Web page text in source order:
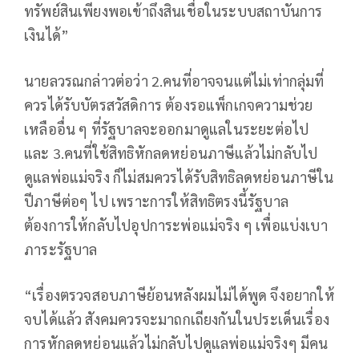
ทรัพย์สินเพียงพอเข้าถึงสินเชื่อในระบบสถาบันการ
เงินได้”
นายลวรณกล่าวต่อว่า 2.คนที่อาจจนแต่ไม่เท่ากลุ่มที่
ควรได้รับบัตรสวัสดิการ ต้องรอแพ็กเกจความช่วย
เหลืออื่น ๆ ที่รัฐบาลจะออกมาดูแลในระยะต่อไป
และ 3.คนที่ใช้สิทธิหักลดหย่อนภาษีแล้วไม่กลับไป
ดูแลพ่อแม่จริง ก็ไม่สมควรได้รับสิทธิลดหย่อนภาษีใน
ปีภาษีต่อๆ ไป เพราะการให้สิทธิตรงนี้รัฐบาล
ต้องการให้กลับไปอุปการะพ่อแม่จริง ๆ เพื่อแบ่งเบา
ภาระรัฐบาล
“เรื่องตรวจสอบภาษีย้อนหลังผมไม่ได้พูด จึงอยากให้
จบได้แล้ว สังคมควรจะมาถกเถียงกันในประเด็นเรื่อง
การหักลดหย่อนแล้วไม่กลับไปดูแลพ่อแม่จริงๆ มีคน